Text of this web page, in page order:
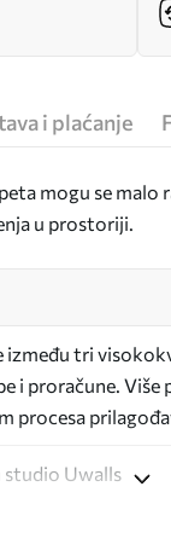
i plaćanje
mogu se
u prostoriji.
između tri
i proračune.
procesa
studio Uwalls